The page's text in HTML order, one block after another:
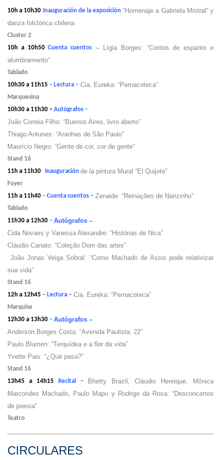
10h a 10h30 Inauguración de la exposición “Homenaje a Gabriela Mistral” y
danza folclórica chilena
Cluster 2
10h a 10h50Cuenta cuentos – Lígia Borges: “Contos de espanto e
alumbramento”
Tablado
10h30 a 11h15 – Lectura – Cia. Eureka: “Pernacoteca”
Marquesina
10h30 a 11h30 – Autógrafos –
João Correia Filho: “Buenos Aires, livro aberto”
Thiago Antunes: “Aranhas de São Paulo”
Maurício Negro: “Gente de cor, cor de gente”
Stand 16
11h a 11h30
Inauguración de la pintura Mural “El Quijote”
Foyer
11h a 11h40 – Cuenta cuentos – Zenaide: “Reinações de Narizinho”
Tablado
11h30 a 12h30 – Autógrafos –
Cida Novaes y Vanessa Alexandre: “Histórias de Nica”
Cláudio Canato: “Coleção Dom das artes”
João Jonas Veiga Sobral: “Como Machado de Assis pode relativizar
sua vida”
Stand 16
12h a 12h45 – Lectura – Cia. Eureka: “Pernacoteca”
Marquise
12h30 a 13h30 – Autógrafos –
Anderson Borges Costa: “Avenida Paulista, 22”
Paulo Blumen: “Terquídea e a flor da vida”
Yvette Pais: “¿Qué pasa?”
Stand 16
13h45 a 14h15 Recital –Bhetty Brazil, Cláudio Henrique, Mônica
Marcondes Machado, Paulo Mapu y Rodrigo da Rosa: “Desconcertos
de poesia”
Teatro
CIRCULARES